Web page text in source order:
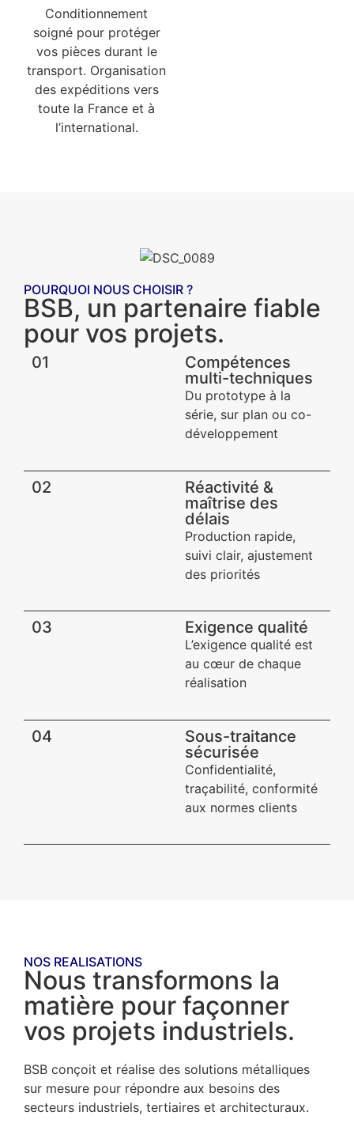
Conditionnement
soigné pour protéger
vos pièces durant le
transport. Organisation
des expéditions vers
toute la France et à
l’international.
POURQUOI NOUS CHOISIR ?
BSB, un partenaire fiable
pour vos projets.
01
Compétences
multi-techniques
Du prototype à la
série, sur plan ou co-
développement
02
Réactivité &
maîtrise des
délais
Production rapide,
suivi clair, ajustement
des priorités
03 Exigence qualité​
L’exigence qualité est
au cœur de chaque
réalisation
04
Sous-traitance
sécurisée​
Confidentialité,
traçabilité, conformité
aux normes clients
NOS REALISATIONS
Nous transformons la
matière pour façonner
vos projets industriels.
BSB conçoit et réalise des solutions métalliques
sur mesure pour répondre aux besoins des
secteurs industriels, tertiaires et architecturaux.